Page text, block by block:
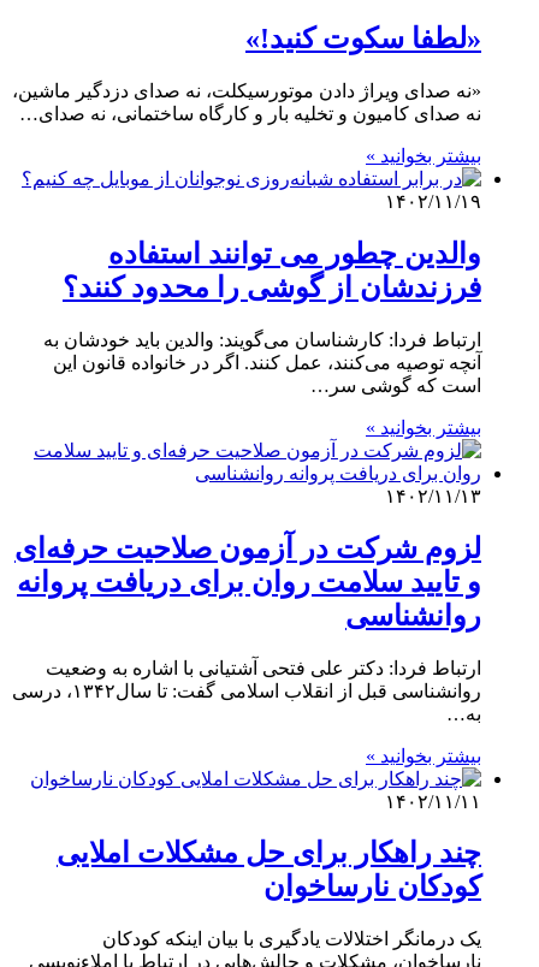
«لطفا سکوت کنید!»
«نه صدای ویراژ دادن موتورسیکلت‌، نه صدای دزدگیر ماشین،
نه صدای کامیون و تخلیه بار و کارگاه ساختمانی، نه صدای…
بیشتر بخوانید »
۱۴۰۲/۱۱/۱۹
والدین چطور می توانند استفاده
فرزندشان از گوشی را محدود کنند؟
ارتباط فردا: کارشناسان می‌گویند: والدین باید خودشان به
آنچه توصیه می‌کنند، عمل کنند. اگر در خانواده قانون این
است که گوشی سر…
بیشتر بخوانید »
۱۴۰۲/۱۱/۱۳
لزوم شرکت در آزمون صلاحیت حرفه‌ای
و تایید سلامت روان برای دریافت پروانه
روانشناسی
ارتباط فردا: دکتر علی فتحی آشتیانی با اشاره به وضعیت
روانشناسی قبل از انقلاب اسلامی گفت: تا سال۱۳۴۲، درسی
به…
بیشتر بخوانید »
۱۴۰۲/۱۱/۱۱
چند راهکار برای حل مشکلات املایی
کودکان نارساخوان
یک درمانگر اختلالات یادگیری با بیان اینکه کودکان
نارساخوان، مشکلات و چالش‌هایی در ارتباط با املاءنویسی